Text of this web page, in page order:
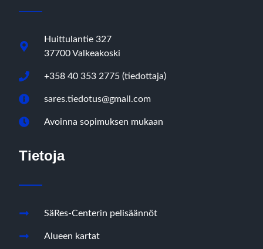
Huittulantie 327
37700 Valkeakoski
+358 40 353 2775 (tiedottaja)
sares.tiedotus@gmail.com
Avoinna sopimuksen mukaan
Tietoja
SäRes-Centerin pelisäännöt
Alueen kartat